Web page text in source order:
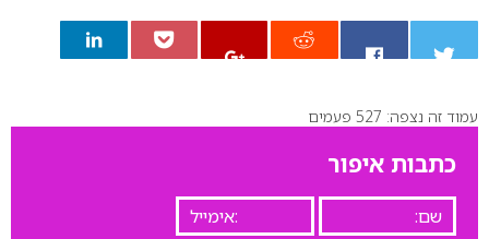
0
עמוד זה נצפה: 527 פעמים
כתבות איפור